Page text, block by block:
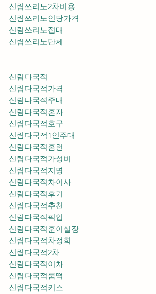
신림쓰리노2차비용
신림쓰리노인당가격
신림쓰리노접대
신림쓰리노단체
신림다국적
신림다국적가격
신림다국적주대
신림다국적혼자
신림다국적호구
신림다국적1인주대
신림다국적홈런
신림다국적가성비
신림다국적지명
신림다국적차이사
신림다국적후기
신림다국적추천
신림다국적훈이실장
신림다국적차정희
신림다국적2차
신림다국적이차
신림다국적룸떡
신림다국적키스